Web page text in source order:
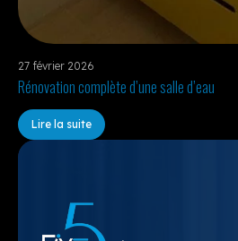
27 février 2026
Rénovation complète d’une salle d’eau
Lire la suite